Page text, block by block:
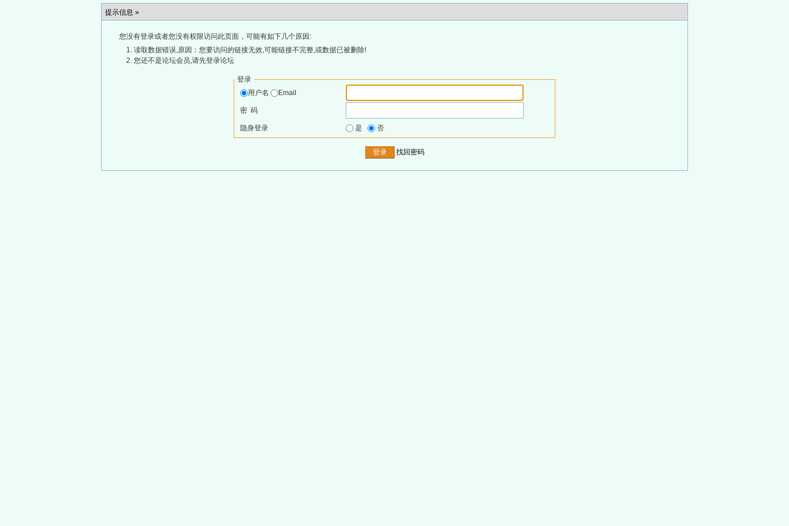
提示信息 »
您没有登录或者您没有权限访问此页面，可能有如下几个原因:
读取数据错误,原因：您要访问的链接无效,可能链接不完整,或数据已被删除!
您还不是论坛会员,请先登录论坛
登录
用户名
Email
密 码
隐身登录 是 否
找回密码